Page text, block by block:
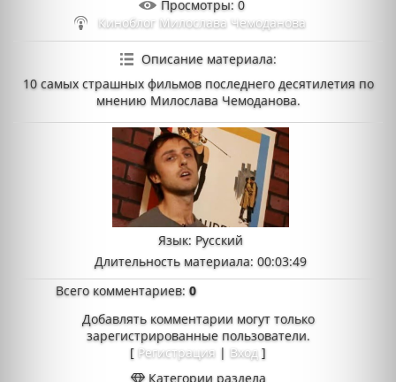
Просмотры: 0
Киноблог Милослава Чемоданова
Описание материала:
10 самых страшных фильмов последнего десятилетия по
мнению Милослава Чемоданова.
Язык: Русский
Длительность материала: 00:03:49
Всего комментариев:0
Добавлять комментарии могут только
зарегистрированные пользователи.
[ Регистрация | Вход ]
Категории раздела